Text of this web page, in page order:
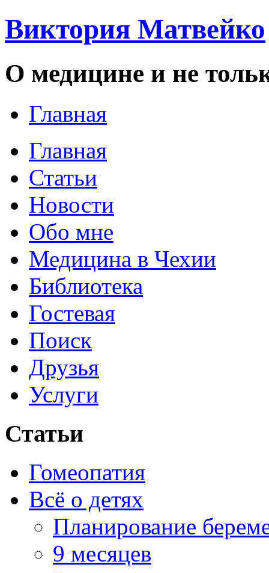
Виктория Матвейко
О медицине и не
Главная
Главная
Статьи
Новости
Обо мне
Медицина в Чехии
Библиотека
Гостевая
Поиск
Друзья
Услуги
Статьи
Гомеопатия
Всё о детях
Планирование
9 месяцев